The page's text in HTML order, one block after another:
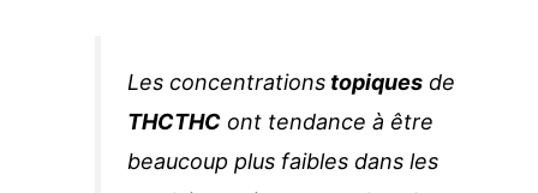
Les concentrations topiques de
THCTHC ont tendance à être
beaucoup plus faibles dans les